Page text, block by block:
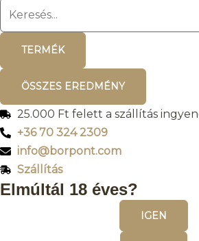
TERMÉK
ÖSSZES EREDMÉNY
25.000 Ft felett a szállítás
+36 70 324 2309
info@borpont.com
Szállítás
Elmúltál 18 éves?
IGEN